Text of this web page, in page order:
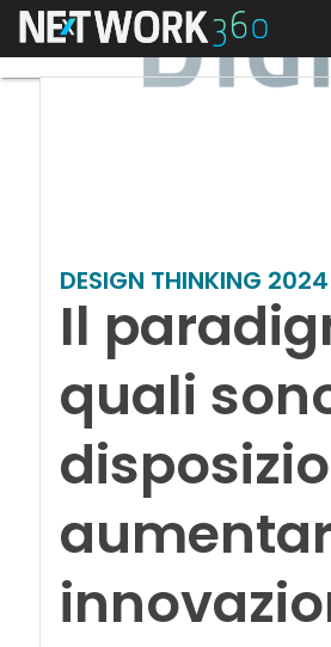
Menu
DESIGN THINKING 2024
Il
quali